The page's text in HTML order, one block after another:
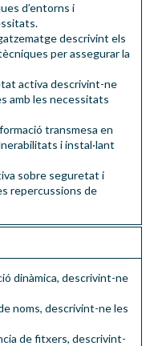
d’entorns i
.
descrivint els
per assegurar la
activa descrivint-ne
amb les necessitats
transmesa en
i instal·lant
sobre seguretat i
repercussions de
dinàmica, descrivint-ne
noms, descrivint-ne les
de fitxers, descrivint-